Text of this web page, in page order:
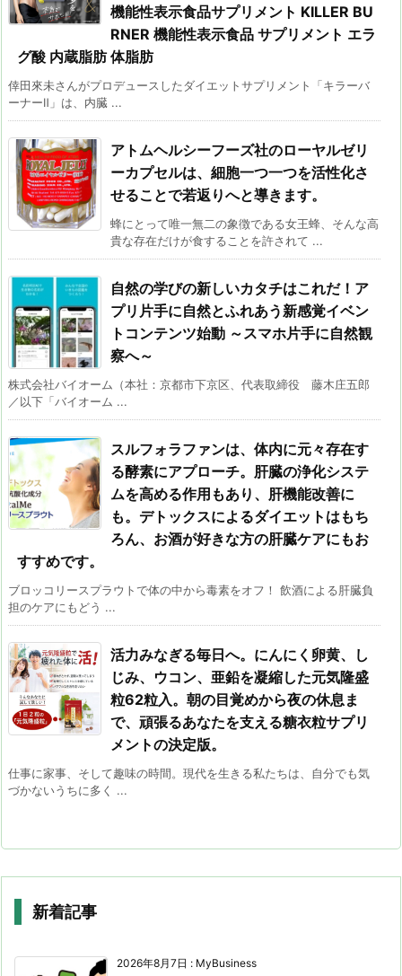
機能性表示食品サプリメント KILLER BU
RNER 機能性表示食品 サプリメント エラ
グ酸 内蔵脂肪 体脂肪
倖田來未さんがプロデュースしたダイエットサプリメント「キラーバ
ーナーⅡ」は、内臓 ...
アトムヘルシーフーズ社のローヤルゼリ
ーカプセルは、細胞一つ一つを活性化さ
せることで若返りへと導きます。
蜂にとって唯一無二の象徴である女王蜂、そんな高
貴な存在だけが食することを許されて ...
自然の学びの新しいカタチはこれだ！ア
プリ片手に自然とふれあう新感覚イベン
トコンテンツ始動 ～スマホ片手に自然観
察へ～
株式会社バイオーム（本社：京都市下京区、代表取締役 藤木庄五郎
／以下「バイオーム ...
スルフォラファンは、体内に元々存在す
る酵素にアプローチ。肝臓の浄化システ
ムを高める作用もあり、肝機能改善に
も。デトックスによるダイエットはもち
ろん、お酒が好きな方の肝臓ケアにもお
すすめです。
ブロッコリースプラウトで体の中から毒素をオフ！ 飲酒による肝臓負
担のケアにもどう ...
活力みなぎる毎日へ。にんにく卵黄、し
じみ、ウコン、亜鉛を凝縮した元気隆盛
粒62粒入。朝の目覚めから夜の休息ま
で、頑張るあなたを支える糖衣粒サプリ
メントの決定版。
仕事に家事、そして趣味の時間。現代を生きる私たちは、自分でも気
づかないうちに多く ...
新着記事
2026年8月7日 : MyBusiness